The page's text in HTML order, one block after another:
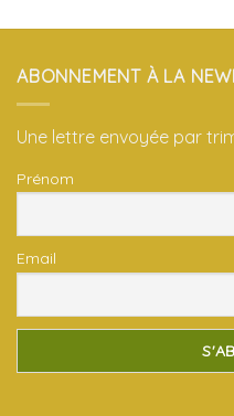
ABONNEMENT À LA
Une lettre envoyée par
Prénom
Email